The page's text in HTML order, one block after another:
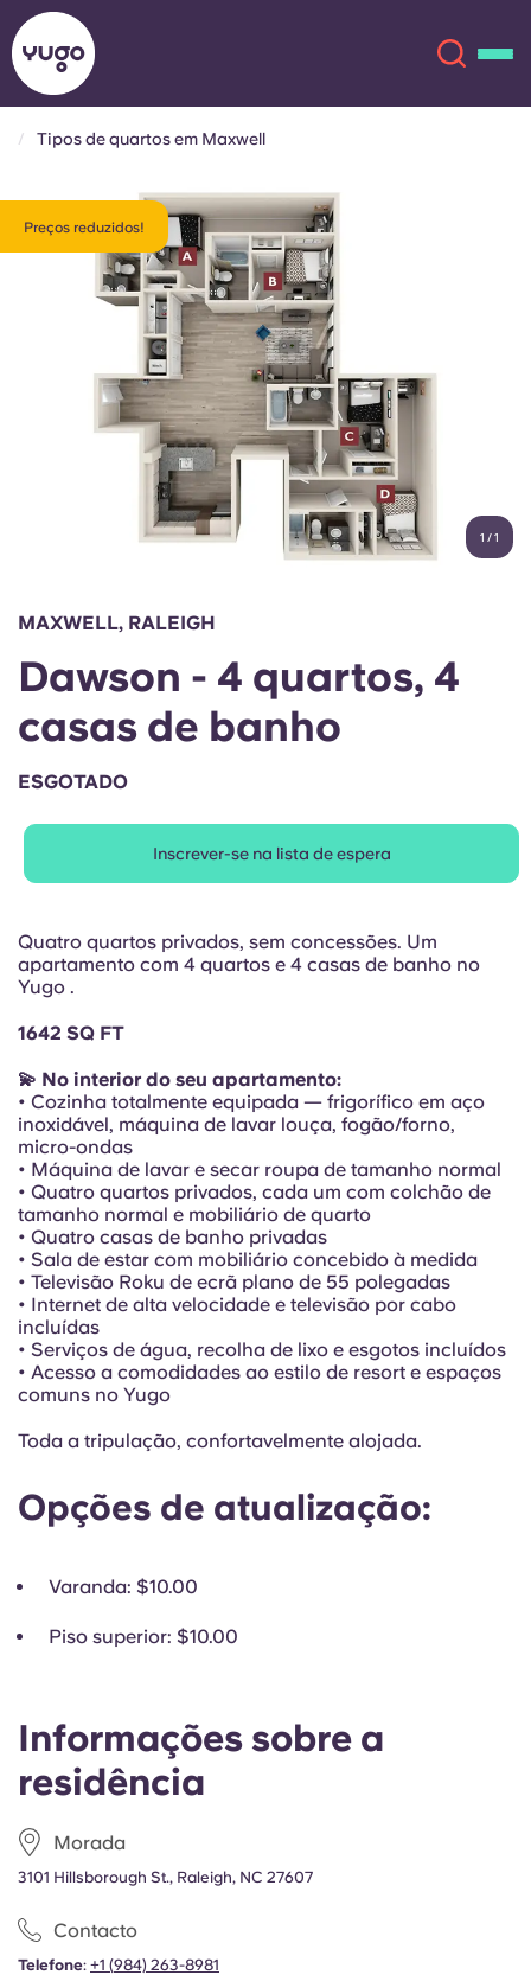
Localizações
Conta Língua
English (GB)
Chinese
Español
Italian
Portuguese
Selecione um país
Iniciar sessão
Reservar agora
English (US)
Chinese Español
Català Deutsch
Italian French
Portuguese
Tipos de quartos em Maxwell
Preços reduzidos!
1 /1
Informações sobre a
residência
Morada
3101 Hillsborough St., Raleigh, NC 27607
Contacto
Telefone: +1 (984) 263-8981
MAXWELL, RALEIGH
Dawson - 4 quartos, 4
casas de banho
ESGOTADO
Inscrever-se na lista de espera
Quatro quartos privados, sem concessões. Um
apartamento com 4 quartos e 4 casas de banho no
Yugo .
1642 SQ FT
💫 No interior do seu apartamento:
• Cozinha totalmente equipada — frigorífico em aço
inoxidável, máquina de lavar louça, fogão/forno,
micro-ondas
• Máquina de lavar e secar roupa de tamanho normal
• Quatro quartos privados, cada um com colchão de
tamanho normal e mobiliário de quarto
• Quatro casas de banho privadas
• Sala de estar com mobiliário concebido à medida
• Televisão Roku de ecrã plano de 55 polegadas
• Internet de alta velocidade e televisão por cabo
incluídas
• Serviços de água, recolha de lixo e esgotos incluídos
• Acesso a comodidades ao estilo de resort e espaços
comuns no Yugo
Toda a tripulação, confortavelmente alojada.
Opções de atualização:
Varanda: $10.00
Piso superior: $10.00